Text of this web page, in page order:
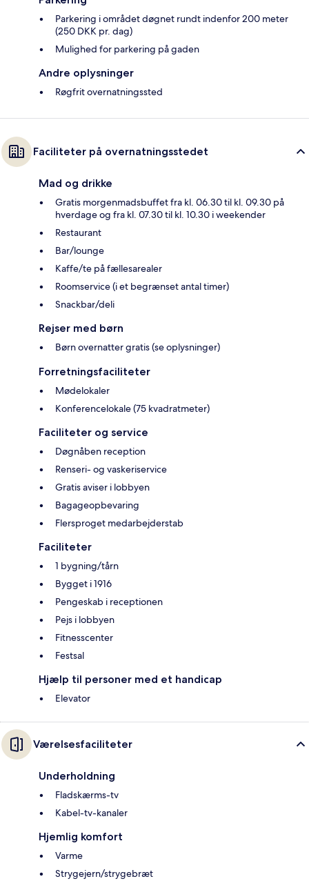
Parkering i området døgnet rundt indenfor 200 meter
(250 DKK pr. dag)
Mulighed for parkering på gaden
Andre oplysninger
Røgfrit overnatningssted
Faciliteter på overnatningsstedet
Mad og drikke
Gratis morgenmadsbuffet fra kl. 06.30 til kl. 09.30 på
hverdage og fra kl. 07.30 til kl. 10.30 i weekender
Restaurant
Bar/lounge
Kaffe/te på fællesarealer
Roomservice (i et begrænset antal timer)
Snackbar/deli
Rejser med børn
Børn overnatter gratis (se oplysninger)
Forretningsfaciliteter
Mødelokaler
Konferencelokale (75 kvadratmeter)
Faciliteter og service
Døgnåben reception
Renseri- og vaskeriservice
Gratis aviser i lobbyen
Bagageopbevaring
Flersproget medarbejderstab
Faciliteter
1 bygning/tårn
Bygget i 1916
Pengeskab i receptionen
Pejs i lobbyen
Fitnesscenter
Festsal
Hjælp til personer med et handicap
Elevator
Værelsesfaciliteter
Underholdning
Fladskærms-tv
Kabel-tv-kanaler
Hjemlig komfort
Varme
Strygejern/strygebræt